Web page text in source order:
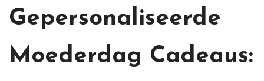
Gepersonaliseerde
Moederdag Cadeaus: